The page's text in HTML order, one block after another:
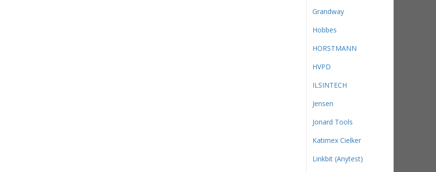
Grandway
Hobbes
HORSTMANN
HVPD
ILSINTECH
Jensen
Jonard Tools
Katimex Cielker
Linkbit (Anytest)